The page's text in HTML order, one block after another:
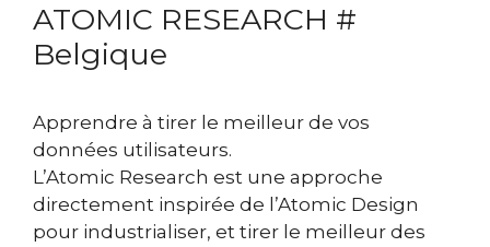
ATOMIC RESEARCH #
Belgique
Apprendre à tirer le meilleur de vos
données utilisateurs.
L’Atomic Research est une approche
directement inspirée de l’Atomic Design
pour industrialiser, et tirer le meilleur des